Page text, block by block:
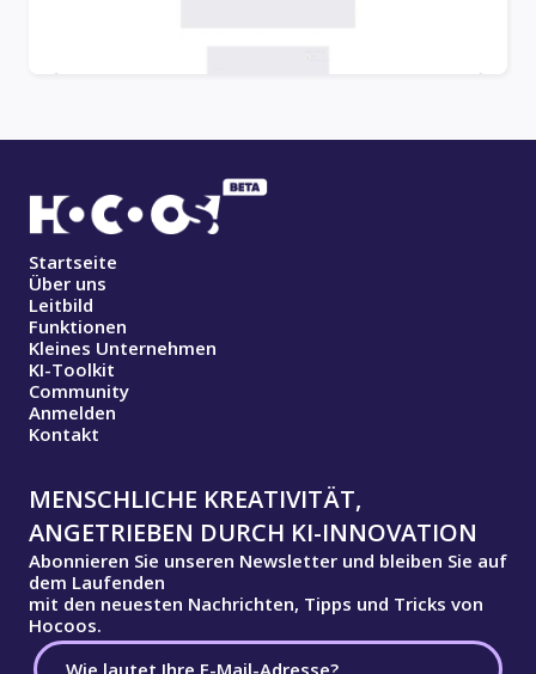
Startseite
Über uns
Leitbild
Funktionen
Kleines Unternehmen
KI-Toolkit
Community
Anmelden
Kontakt
MENSCHLICHE KREATIVITÄT,
ANGETRIEBEN DURCH KI-INNOVATION
Abonnieren Sie unseren Newsletter und bleiben Sie auf
dem Laufenden
mit den neuesten Nachrichten, Tipps und Tricks von
Hocoos.